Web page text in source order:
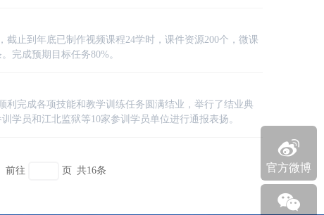
止到年底已制作视频课程24学时，课件资源200个，微课
完成预期目标任务80%。
利完成各项技能和教学训练任务圆满结业，举行了结业典
学员和江北监狱等10家参训学员单位进行通报表扬。
前往 页 共16条

官方微博
